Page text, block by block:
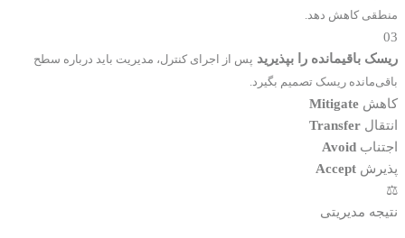
منطقی کاهش دهد.
03
ریسک باقیمانده را بپذیرید پس از اجرای کنترل، مدیریت باید درباره سطح
باقی‌مانده ریسک تصمیم بگیرد.
کاهش Mitigate
انتقال Transfer
اجتناب Avoid
پذیرش Accept
⚖️
نتیجه مدیریتی